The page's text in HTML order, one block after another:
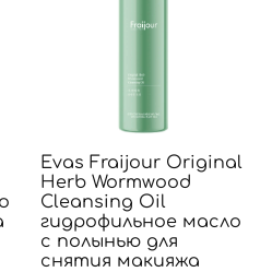
Evas Fraijour Original
Herb Wormwood
Cleansing Oil
гидрофильное масло
с полынью для
снятия макияжа